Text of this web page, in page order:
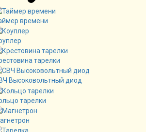
времени
тарелки
Высоковольтный диод
тарелки